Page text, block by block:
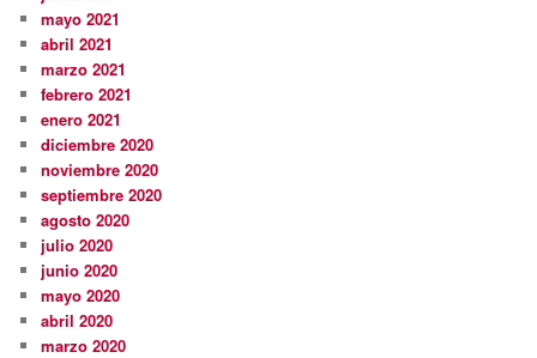
mayo 2021
abril 2021
marzo 2021
febrero 2021
enero 2021
diciembre 2020
noviembre 2020
septiembre 2020
agosto 2020
julio 2020
junio 2020
mayo 2020
abril 2020
marzo 2020